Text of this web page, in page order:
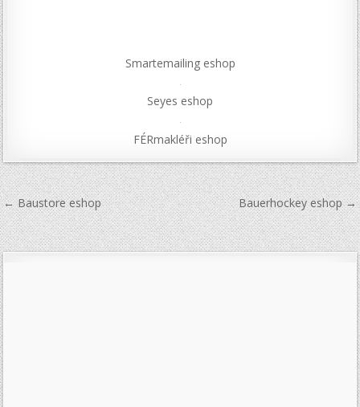
Smartemailing eshop
Seyes eshop
FÉRmakléři eshop
Navigace
pro
příspěvek
← Baustore eshop Bauerhockey eshop →